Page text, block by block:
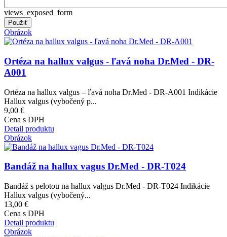
views_exposed_form
Obrázok
Ortéza na hallux valgus - ľavá noha Dr.Med - DR-
A001
Ortéza na hallux valgus – ľavá noha Dr.Med - DR-A001 Indikácie
Hallux valgus (vybočený p...
9,00 €
Cena s DPH
Detail produktu
Obrázok
Bandáž na hallux vagus Dr.Med - DR-T024
Bandáž s pelotou na hallux valgus Dr.Med - DR-T024 Indikácie
Hallux valgus (vybočený...
13,00 €
Cena s DPH
Detail produktu
Obrázok